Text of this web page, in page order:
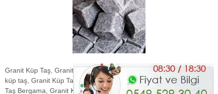
Granit Küp Taş, Granit Küp Taş m2 Fiyatları, Görme Engelliler için
küp taş, Granit Küp Taş Pozu, Granit Küp Taş Fiyatları, Granit Küp
Taş Bergama, Granit Küp Taş Ölçüleri, 10×10 Küp Taş Fiyatları